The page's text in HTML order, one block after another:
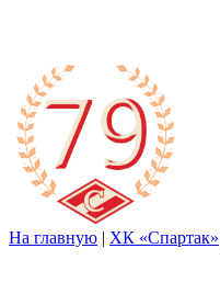
На главную | ХК «Спартак»